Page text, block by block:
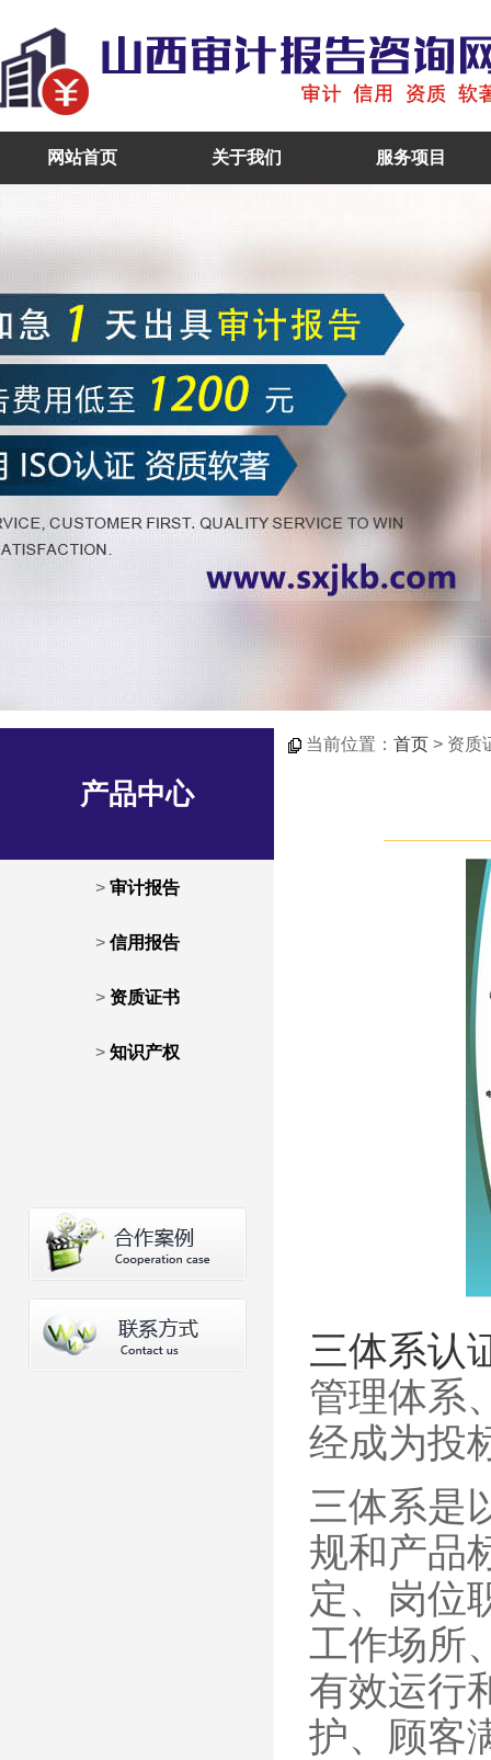
网站首页 关于我们 服务项目
产品中心
> 审计报告
> 信用报告
> 资质证书
> 知识产权
当前位置： 首页 > 资质
三体系认
管理体系
经成为投
三体系是
规和产品
定、岗位
工作场所
有效运行
护、顾客